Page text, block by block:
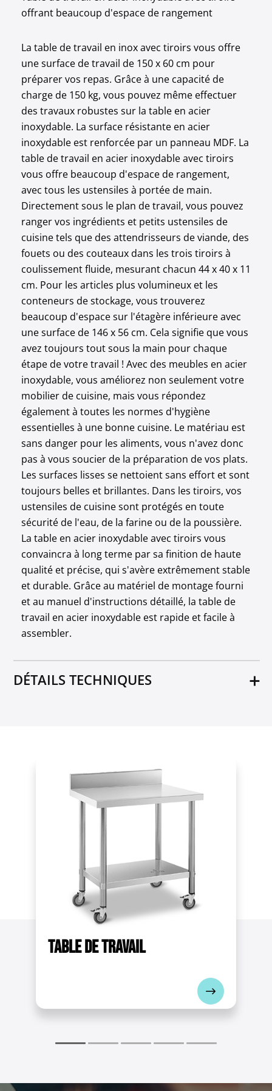
offrant beaucoup d'espace de rangement
La table de travail en inox avec tiroirs vous offre
une surface de travail de 150 x 60 cm pour
préparer vos repas. Grâce à une capacité de
charge de 150 kg, vous pouvez même effectuer
des travaux robustes sur la table en acier
inoxydable. La surface résistante en acier
inoxydable est renforcée par un panneau MDF. La
table de travail en acier inoxydable avec tiroirs
vous offre beaucoup d'espace de rangement,
avec tous les ustensiles à portée de main.
Directement sous le plan de travail, vous pouvez
ranger vos ingrédients et petits ustensiles de
cuisine tels que des attendrisseurs de viande, des
fouets ou des couteaux dans les trois tiroirs à
coulissement fluide, mesurant chacun 44 x 40 x 11
cm. Pour les articles plus volumineux et les
conteneurs de stockage, vous trouverez
beaucoup d'espace sur l'étagère inférieure avec
une surface de 146 x 56 cm. Cela signifie que vous
avez toujours tout sous la main pour chaque
étape de votre travail ! Avec des meubles en acier
inoxydable, vous améliorez non seulement votre
mobilier de cuisine, mais vous répondez
également à toutes les normes d'hygiène
essentielles à une bonne cuisine. Le matériau est
sans danger pour les aliments, vous n'avez donc
pas à vous soucier de la préparation de vos plats.
Les surfaces lisses se nettoient sans effort et sont
toujours belles et brillantes. Dans les tiroirs, vos
ustensiles de cuisine sont protégés en toute
sécurité de l'eau, de la farine ou de la poussière.
La table en acier inoxydable avec tiroirs vous
convaincra à long terme par sa finition de haute
qualité et précise, qui s'avère extrêmement stable
et durable. Grâce au matériel de montage fourni
et au manuel d'instructions détaillé, la table de
travail en acier inoxydable est rapide et facile à
assembler.
DÉTAILS TECHNIQUES
Pieds réglables
Distance entre plateaux [cm]
Max. charge de l'étagère inférieure [kg]
Relevé
Capacité portante totale [kg]
Diamètre poteau debout [mm]
Table de travail